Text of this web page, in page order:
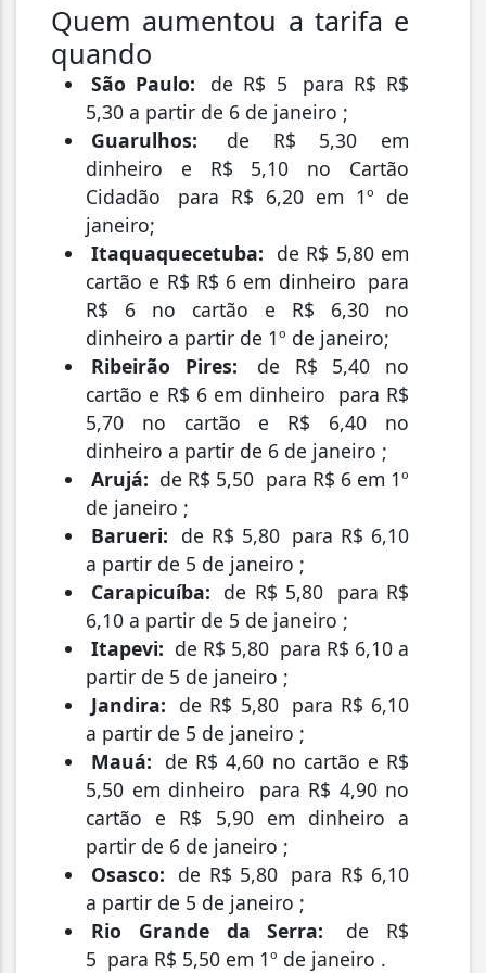
Quem aumentou a tarifa e
quando
São Paulo: de R$ 5
para R$ R$
5,30 a partir de 6 de janeiro ;
Guarulhos:
de R$ 5,30 em
dinheiro e R$ 5,10 no Cartão
Cidadão
para R$ 6,20 em 1º de
janeiro;
Itaquaquecetuba: de R$ 5,80 em
cartão e R$ R$ 6 em dinheiro para
R$ 6 no cartão e R$ 6,30 no
dinheiro a partir de 1º de janeiro;
Ribeirão Pires:
de R$ 5,40 no
cartão e R$ 6 em dinheiro para R$
5,70 no cartão e R$ 6,40 no
dinheiro a partir de 6 de janeiro ;
Arujá: de R$ 5,50 para R$ 6 em 1º
de janeiro ;
Barueri: de R$ 5,80 para R$ 6,10
a partir de 5 de janeiro ;
Carapicuíba: de R$ 5,80 para R$
6,10 a partir de 5 de janeiro ;
Itapevi: de R$ 5,80 para R$ 6,10 a
partir de 5 de janeiro ;
Jandira: de R$ 5,80 para R$ 6,10
a partir de 5 de janeiro ;
Mauá: de R$ 4,60 no cartão e R$
5,50 em dinheiro
para R$ 4,90 no
cartão e R$ 5,90 em dinheiro a
partir de 6 de janeiro ;
Osasco: de R$ 5,80 para R$ 6,10
a partir de 5 de janeiro ;
Rio Grande da Serra:
de R$
5 para R$ 5,50 em 1º de janeiro .